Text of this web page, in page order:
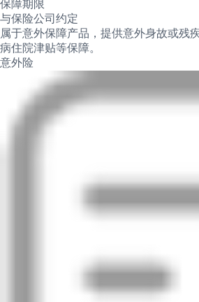
保障期限
与保险公司约定
属于意外保障产品，提供意外身故或残
病住院津贴等保障。
意外险